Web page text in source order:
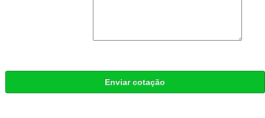
Enviar cotação